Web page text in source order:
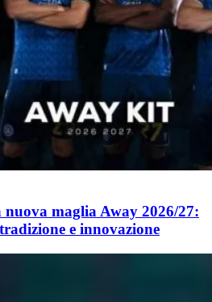
nuova maglia Away 2026/27:
e innovazione